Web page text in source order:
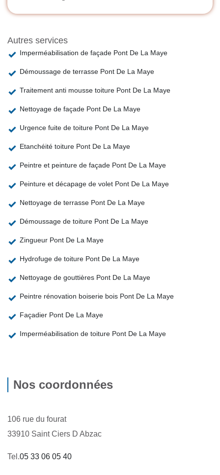
Autres services
Imperméabilisation de façade Pont De La Maye
Démoussage de terrasse Pont De La Maye
Traitement anti mousse toiture Pont De La Maye
Nettoyage de façade Pont De La Maye
Urgence fuite de toiture Pont De La Maye
Etanchéité toiture Pont De La Maye
Peintre et peinture de façade Pont De La Maye
Peinture et décapage de volet Pont De La Maye
Nettoyage de terrasse Pont De La Maye
Démoussage de toiture Pont De La Maye
Zingueur Pont De La Maye
Hydrofuge de toiture Pont De La Maye
Nettoyage de gouttières Pont De La Maye
Peintre rénovation boiserie bois Pont De La Maye
Façadier Pont De La Maye
Imperméabilisation de toiture Pont De La Maye
Nos coordonnées
106 rue du fourat
33910 Saint Ciers D Abzac
Tel.05 33 06 05 40